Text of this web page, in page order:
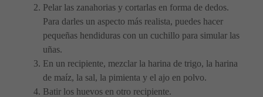
Pelar las zanahorias y cortarlas en forma de dedos.
Para darles un aspecto más realista, puedes hacer
pequeñas hendiduras con un cuchillo para simular las
uñas.
En un recipiente, mezclar la harina de trigo, la harina
de maíz, la sal, la pimienta y el ajo en polvo.
Batir los huevos en otro recipiente.